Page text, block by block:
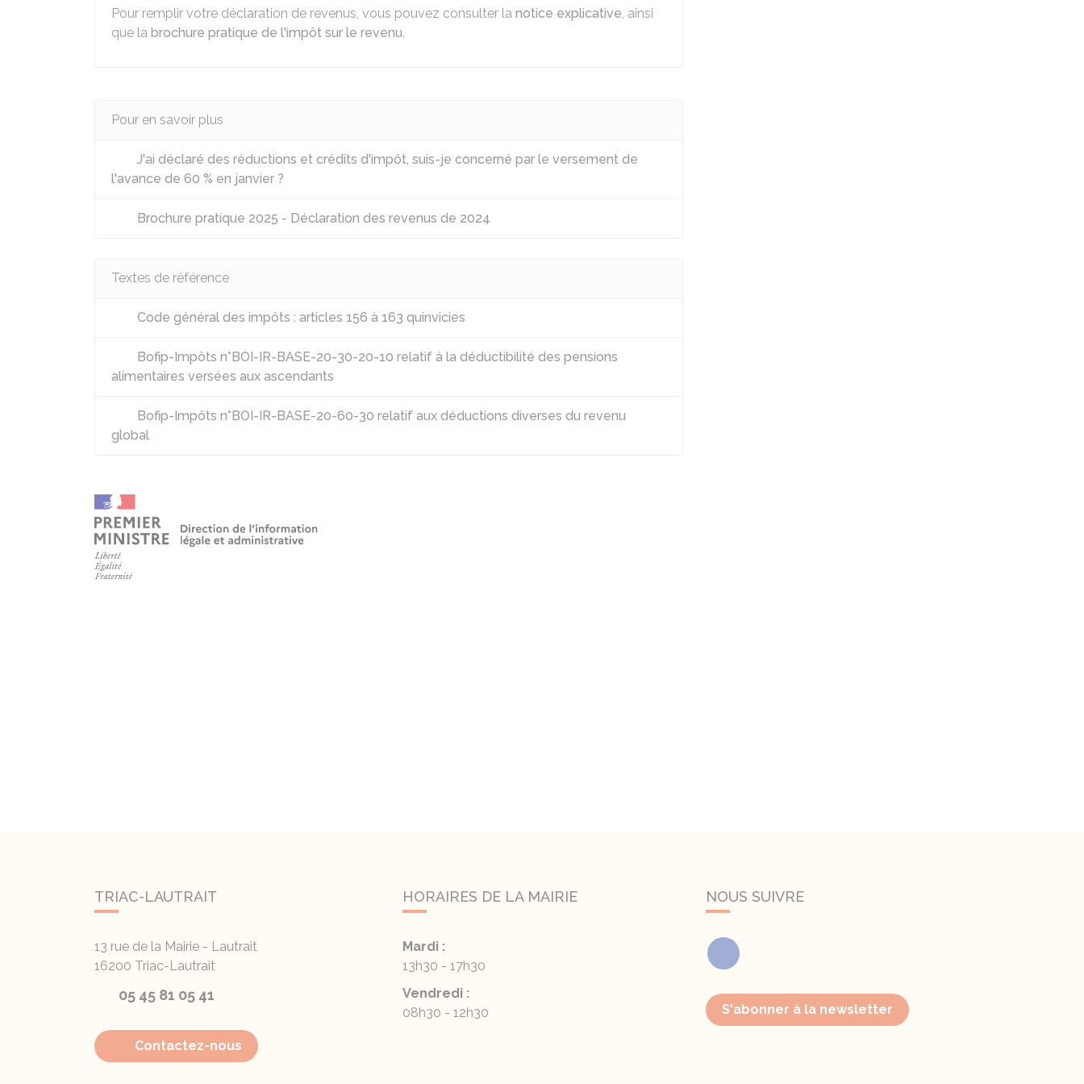
Pour remplir votre déclaration de revenus, vous pouvez consulter la notice explicative, ainsi
que la brochure pratique de l'impôt sur le revenu.
Pour en savoir plus
J'ai déclaré des réductions et crédits d'impôt, suis-je concerné par le versement de
l'avance de 60 % en janvier ?
Brochure pratique 2025 - Déclaration des revenus de 2024
Textes de référence
Code général des impôts : articles 156 à 163 quinvicies
Bofip-Impôts n°BOI-IR-BASE-20-30-20-10 relatif à la déductibilité des pensions
alimentaires versées aux ascendants
Bofip-Impôts n°BOI-IR-BASE-20-60-30 relatif aux déductions diverses du revenu
global
TRIAC-LAUTRAIT
13 rue de la Mairie - Lautrait
16200 Triac-Lautrait
05 45 81 05 41
Contactez-nous
HORAIRES DE LA MAIRIE
Mardi :
13h30 - 17h30
Vendredi :
08h30 - 12h30
NOUS SUIVRE
Facebook
S'abonner à la newsletter